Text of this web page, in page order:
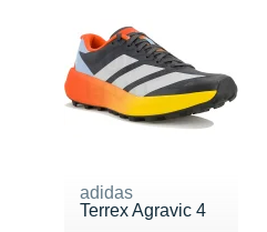
adidas
Terrex Agravic 4